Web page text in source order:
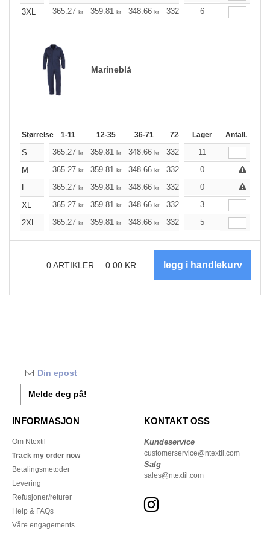
3XL
365.27 kr 359.81 kr 348.66 kr 332.16 6
Marineblå
Størrelse 1-11 12-35 36-71 72-143 144-287
Lager Antall.
S 365.27 kr 359.81 kr 348.66 kr 332.16 315.55
11
M
365.27 kr 359.81 kr 348.66 kr 332.16 307.18
0
L
365.27 kr 359.81 kr 348.66 kr 332.16 307.18
0
XL
365.27 kr 359.81 kr 348.66 kr 332.16
3
2XL
365.27 kr 359.81 kr 348.66 kr 332.16 5
0ARTIKLER 0.00 KR
Melde deg på!
INFORMASJON
Om Ntextil
Track my order now
Betalingsmetoder
Levering
Refusjoner/returer
Help & FAQs
Våre engagements
KONTAKT OSS
Kundeservice
customerservice@ntextil.com
Salg
sales@ntextil.com